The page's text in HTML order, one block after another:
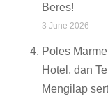
Beres!
3 June 2026
Poles
Hotel, dan
Mengilap